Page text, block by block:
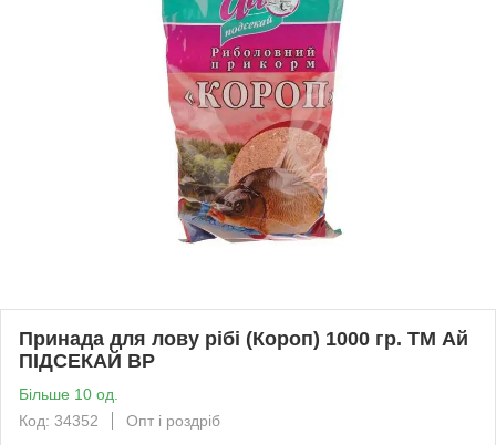
Принада для лову рібі (Короп) 1000 гр. ТМ Ай
ПІДСЕКАЙ BP
Більше 10 од.
Код: 34352
Опт і роздріб